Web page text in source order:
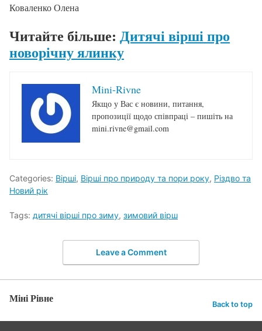
Коваленко Олена
Читайте більше: Дитячі вірші про
новорічну ялинку
Mini-Rivne
Якщо у Вас є новини, питання,
пропозиції щодо співпраці – пишіть на
mini.rivne@gmail.com
Categories: Вірші, Вірші про природу та пори року, Різдво та
Новий рік
Tags: дитячі вірші про зиму, зимовий вірш
Leave a Comment
Міні Рівне Back to top